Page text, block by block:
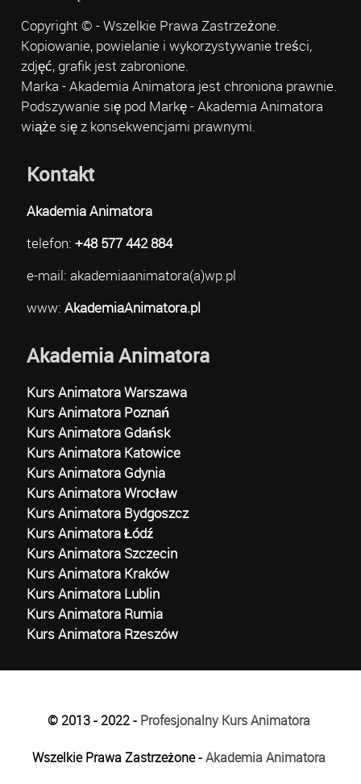
Copyright © - Wszelkie Prawa Zastrzeżone.
Kopiowanie, powielanie i wykorzystywanie treści,
zdjęć, grafik jest zabronione.
Marka - Akademia Animatora jest chroniona prawnie.
Podszywanie się pod Markę - Akademia Animatora
wiąże się z konsekwencjami prawnymi.
Kontakt
Akademia Animatora
telefon: +48 577 442 884
e-mail: akademiaanimatora(a)wp.pl
www: AkademiaAnimatora.pl
Akademia Animatora
Kurs Animatora Warszawa
Kurs Animatora Poznań
Kurs Animatora Gdańsk
Kurs Animatora Katowice
Kurs Animatora Gdynia
Kurs Animatora Wrocław
Kurs Animatora Bydgoszcz
Kurs Animatora Łódź
Kurs Animatora Szczecin
Kurs Animatora Kraków
Kurs Animatora Lublin
Kurs Animatora Rumia
Kurs Animatora Rzeszów
© 2013 - 2022 - Profesjonalny Kurs Animatora
Wszelkie Prawa Zastrzeżone -Akademia Animatora